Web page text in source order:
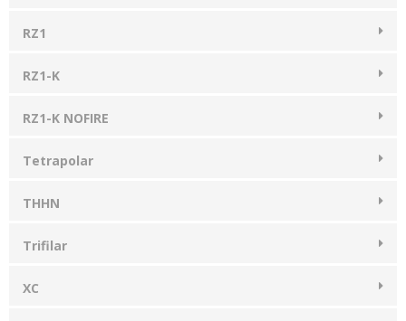
RZ1
RZ1-K
RZ1-K NOFIRE
Tetrapolar
THHN
Trifilar
XC